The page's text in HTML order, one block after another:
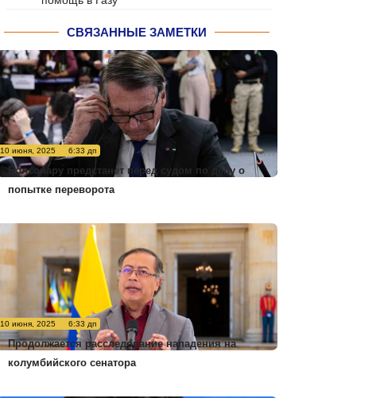
СВЯЗАННЫЕ ЗАМЕТКИ
10 июня, 2025 6:33 дп
Болсонару предстанет перед судом по делу о
попытке переворота
10 июня, 2025 6:33 дп
Продолжается расследование нападения на
колумбийского сенатора